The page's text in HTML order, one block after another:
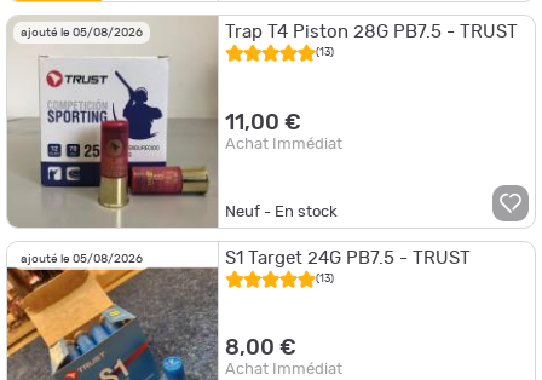
ajouté le 05/08/2026 Trap T4 Piston 28G PB7.5 - TRUST
(13)
11,00 €
Achat Immédiat
Neuf - En stock
ajouté le 05/08/2026 S1 Target 24G PB7.5 - TRUST
(13)
8,00 €
Achat Immédiat